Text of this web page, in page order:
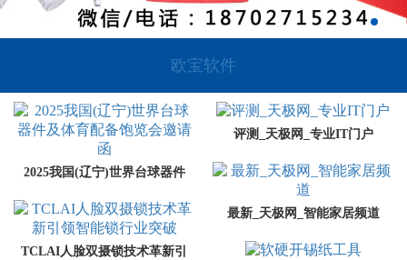
欧宝软件
2025我国(辽宁)世界台球器件
及体育配备饱览会邀请函
TCLAI人脸双摄锁技术革新引
评测_天极网_专业IT门户
最新_天极网_智能家居频道